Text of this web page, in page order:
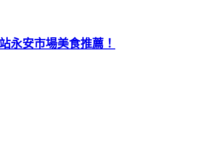
永安市場美食推薦！